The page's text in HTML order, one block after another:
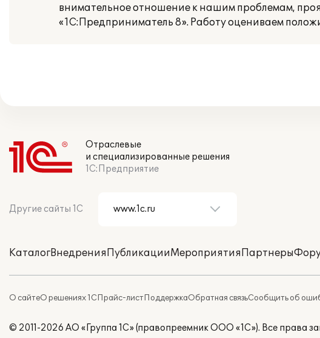
внимательное отношение к нашим проблемам,
«1С:Предприниматель 8». Работу оцениваем
Отраслевые
и специализированные решения
1С:Предприятие
Другие сайты 1С
КаталогВнедренияПубликацииМероприятияПартнеры
О сайтеО решениях 1СПрайс-листПоддержкаОбратная связьСообщить об
© 2011-2026 АО «Группа 1С» (правопреемник ООО «1С»). Все права